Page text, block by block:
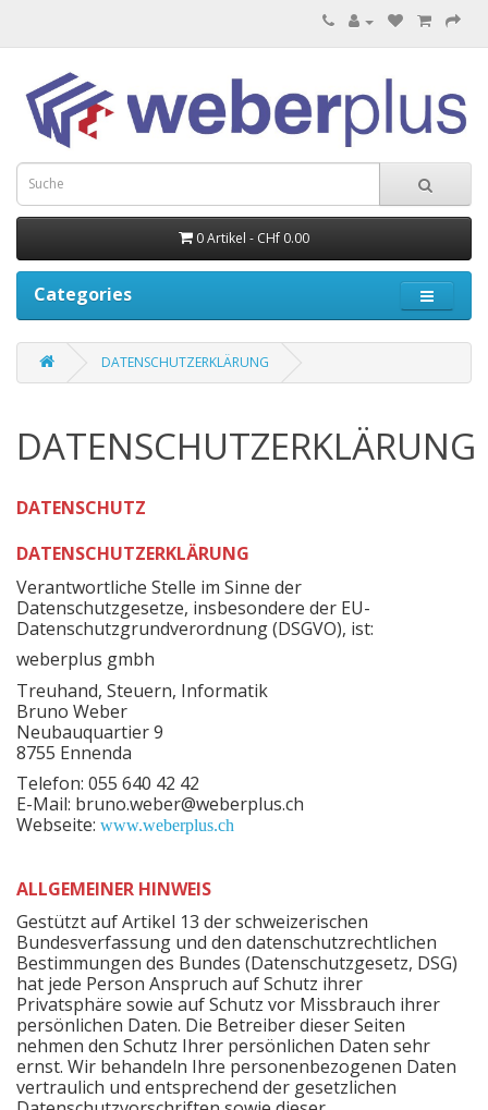
0 Artikel - CHf 0.00
Categories
DATENSCHUTZERKLÄRUNG
DATENSCHUTZERKLÄRUNG
DATENSCHUTZ
DATENSCHUTZERKLÄRUNG
Verantwortliche Stelle im Sinne der
Datenschutzgesetze, insbesondere der EU-
Datenschutzgrundverordnung (DSGVO), ist:
weberplus gmbh
Treuhand, Steuern, Informatik
Bruno Weber
Neubauquartier 9
8755 Ennenda
Telefon: 055 640 42 42
E-Mail: bruno.weber@weberplus.ch
Webseite: www.weberplus.ch
ALLGEMEINER HINWEIS
Gestützt auf Artikel 13 der schweizerischen
Bundesverfassung und den datenschutzrechtlichen
Bestimmungen des Bundes (Datenschutzgesetz, DSG)
hat jede Person Anspruch auf Schutz ihrer
Privatsphäre sowie auf Schutz vor Missbrauch ihrer
persönlichen Daten. Die Betreiber dieser Seiten
nehmen den Schutz Ihrer persönlichen Daten sehr
ernst. Wir behandeln Ihre personenbezogenen Daten
vertraulich und entsprechend der gesetzlichen